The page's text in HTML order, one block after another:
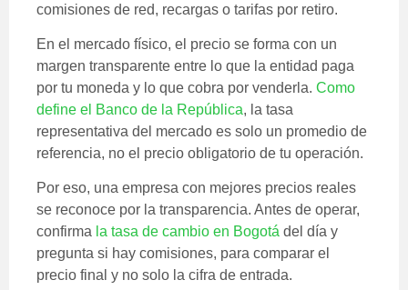
comisiones de red, recargas o tarifas por retiro.
En el mercado físico, el precio se forma con un
margen transparente entre lo que la entidad paga
por tu moneda y lo que cobra por venderla. Como
define el Banco de la República, la tasa
representativa del mercado es solo un promedio de
referencia, no el precio obligatorio de tu operación.
Por eso, una empresa con mejores precios reales
se reconoce por la transparencia. Antes de operar,
confirma la tasa de cambio en Bogotá del día y
pregunta si hay comisiones, para comparar el
precio final y no solo la cifra de entrada.